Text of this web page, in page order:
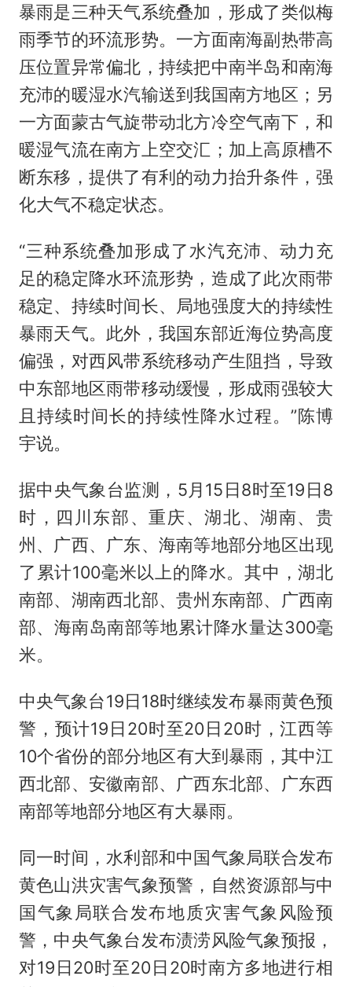
暴雨是三种天气系统叠加，形成了类似梅
雨季节的环流形势。一方面南海副热带高
压位置异常偏北，持续把中南半岛和南海
充沛的暖湿水汽输送到我国南方地区；另
一方面蒙古气旋带动北方冷空气南下，和
暖湿气流在南方上空交汇；加上高原槽不
断东移，提供了有利的动力抬升条件，强
化大气不稳定状态。
“三种系统叠加形成了水汽充沛、动力充
足的稳定降水环流形势，造成了此次雨带
稳定、持续时间长、局地强度大的持续性
暴雨天气。此外，我国东部近海位势高度
偏强，对西风带系统移动产生阻挡，导致
中东部地区雨带移动缓慢，形成雨强较大
且持续时间长的持续性降水过程。”陈博
宇说。
据中央气象台监测，5月15日8时至19日8
时，四川东部、重庆、湖北、湖南、贵
州、广西、广东、海南等地部分地区出现
了累计100毫米以上的降水。其中，湖北
南部、湖南西北部、贵州东南部、广西南
部、海南岛南部等地累计降水量达300毫
米。
中央气象台19日18时继续发布暴雨黄色预
警，预计19日20时至20日20时，江西等
10个省份的部分地区有大到暴雨，其中江
西北部、安徽南部、广西东北部、广东西
南部等地部分地区有大暴雨。
同一时间，水利部和中国气象局联合发布
黄色山洪灾害气象预警，自然资源部与中
国气象局联合发布地质灾害气象风险预
警，中央气象台发布渍涝风险气象预报，
对19日20时至20日20时南方多地进行相